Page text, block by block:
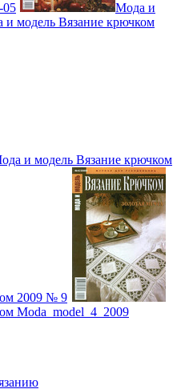
05
Мода и
модель Вязание крючком
и модель Вязание крючком
2009 № 9
Moda_model_4_2009